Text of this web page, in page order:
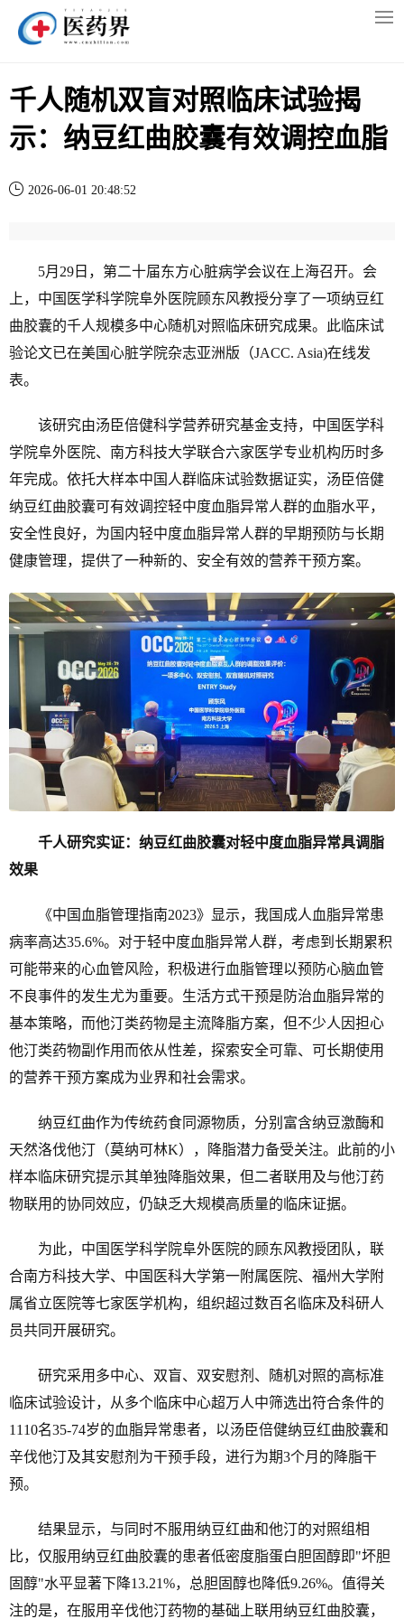
千人随机双盲对照临床试验揭
示：纳豆红曲胶囊有效调控血脂
2026-06-01 20:48:52
5月29日，第二十届东方心脏病学会议在上海召开。会
上，中国医学科学院阜外医院顾东风教授分享了一项纳豆红
曲胶囊的千人规模多中心随机对照临床研究成果。此临床试
验论文已在美国心脏学院杂志亚洲版（JACC. Asia)在线发
表。
该研究由汤臣倍健科学营养研究基金支持，中国医学科
学院阜外医院、南方科技大学联合六家医学专业机构历时多
年完成。依托大样本中国人群临床试验数据证实，汤臣倍健
纳豆红曲胶囊可有效调控轻中度血脂异常人群的血脂水平，
安全性良好，为国内轻中度血脂异常人群的早期预防与长期
健康管理，提供了一种新的、安全有效的营养干预方案。
千人研究实证：纳豆红曲胶囊对轻中度血脂异常具调脂
效果
《中国血脂管理指南2023》显示，我国成人血脂异常患
病率高达35.6%。对于轻中度血脂异常人群，考虑到长期累积
可能带来的心血管风险，积极进行血脂管理以预防心脑血管
不良事件的发生尤为重要。生活方式干预是防治血脂异常的
基本策略，而他汀类药物是主流降脂方案，但不少人因担心
他汀类药物副作用而依从性差，探索安全可靠、可长期使用
的营养干预方案成为业界和社会需求。
纳豆红曲作为传统药食同源物质，分别富含纳豆激酶和
天然洛伐他汀（莫纳可林K），降脂潜力备受关注。此前的小
样本临床研究提示其单独降脂效果，但二者联用及与他汀药
物联用的协同效应，仍缺乏大规模高质量的临床证据。
为此，中国医学科学院阜外医院的顾东风教授团队，联
合南方科技大学、中国医科大学第一附属医院、福州大学附
属省立医院等七家医学机构，组织超过数百名临床及科研人
员共同开展研究。
研究采用多中心、双盲、双安慰剂、随机对照的高标准
临床试验设计，从多个临床中心超万人中筛选出符合条件的
1110名35-74岁的血脂异常患者，以汤臣倍健纳豆红曲胶囊和
辛伐他汀及其安慰剂为干预手段，进行为期3个月的降脂干
预。
结果显示，与同时不服用纳豆红曲和他汀的对照组相
比，仅服用纳豆红曲胶囊的患者低密度脂蛋白胆固醇即"坏胆
固醇"水平显著下降13.21%，总胆固醇也降低9.26%。值得关
注的是，在服用辛伐他汀药物的基础上联用纳豆红曲胶囊，